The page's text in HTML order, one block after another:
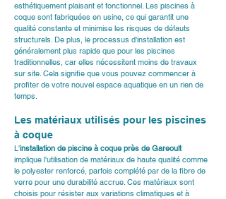
esthétiquement plaisant et fonctionnel. Les piscines à
coque sont fabriquées en usine, ce qui garantit une
qualité constante et minimise les risques de défauts
structurels. De plus, le processus d'installation est
généralement plus rapide que pour les piscines
traditionnelles, car elles nécessitent moins de travaux
sur site. Cela signifie que vous pouvez commencer à
profiter de votre nouvel espace aquatique en un rien de
temps.
Les matériaux utilisés pour les piscines
à coque
L'installation de piscine à coque près de Gareoult
implique l'utilisation de matériaux de haute qualité comme
le polyester renforcé, parfois complété par de la fibre de
verre pour une durabilité accrue. Ces matériaux sont
choisis pour résister aux variations climatiques et à